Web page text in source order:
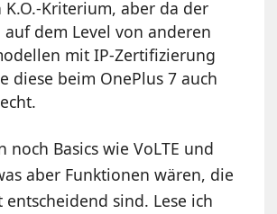
K.O.-Kriterium, aber da der
auf dem Level von anderen
mit IP-Zertifizierung
diese beim OnePlus 7 auch
noch Basics wie VoLTE und
aber Funktionen wären, die
sind. Lese ich